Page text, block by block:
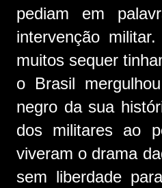
pediam em
intervenção
muitos sequer
o Brasil
negro da sua
dos militares ao
viveram o drama
sem liberdade